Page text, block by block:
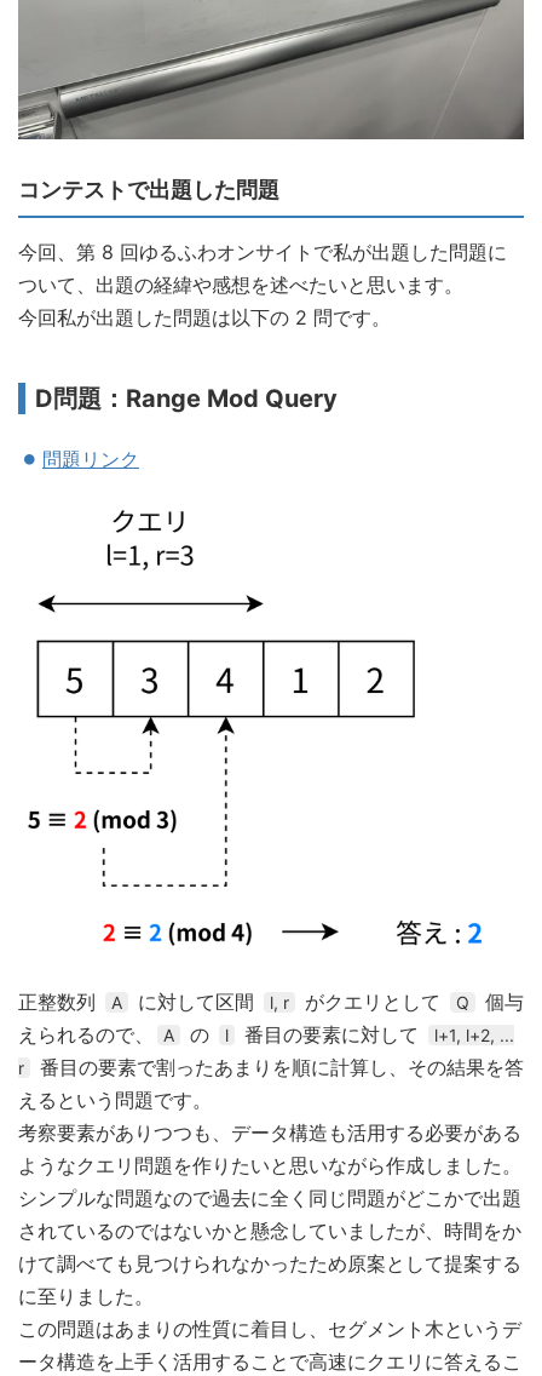
コンテストで出題した問題
今回、第 8 回ゆるふわオンサイトで私が出題した問題に
ついて、出題の経緯や感想を述べたいと思います。
今回私が出題した問題は以下の 2 問です。
D問題：Range Mod Query
問題リンク
正整数列 A に対して区間 l, r がクエリとして Q
個与
えられるので、
A の l 番目の要素に対して
l+1, l+2, ...
r
番目の要素で割ったあまりを順に計算し、その結果を答
えるという問題です。
考察要素がありつつも、データ構造も活用する必要がある
ようなクエリ問題を作りたいと思いながら作成しました。
シンプルな問題なので過去に全く同じ問題がどこかで出題
されているのではないかと懸念していましたが、時間をか
けて調べても見つけられなかったため原案として提案する
に至りました。
この問題はあまりの性質に着目し、セグメント木というデ
ータ構造を上手く活用することで高速にクエリに答えるこ